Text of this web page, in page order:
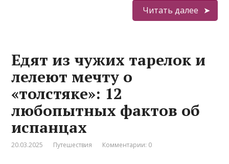
Читать далее
Едят из чужих тарелок и
лелеют мечту о
«толстяке»: 12
любопытных фактов об
испанцах
20.03.2025 Путешествия Комментарии: 0